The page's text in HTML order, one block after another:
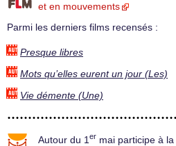
et en mouvements
Parmi les derniers films recensés :
Presque libres
Mots qu’elles eurent un jour (Les)
Vie démente (Une)
Autour du 1 er mai participe à la